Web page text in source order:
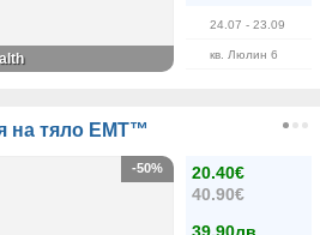
24.07 - 23.09
кв. Люлин 6
на тяло EMT™
20.40€
40.90€
-50%